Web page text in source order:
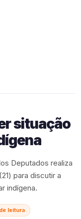
situação
Deputados realiza
para discutir a
indígena.
leitura